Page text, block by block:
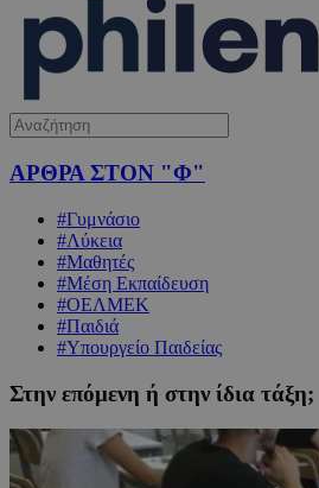
ΑΡΘΡΑ ΣΤΟΝ "Φ"
#Γυμνάσιο
#Λύκεια
#Μαθητές
#Μέση Εκπαίδευση
#ΟΕΛΜΕΚ
#Παιδιά
#Υπουργείο Παιδείας
Στην επόμενη ή στην ίδια τάξη;